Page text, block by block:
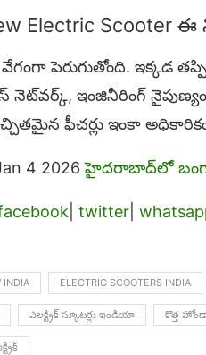
Electric Scooter
పెరుగుతోంది. ఇక్కడ
ఇంజినీరింగ్
ఫీచర్లు ఇంకా
4 2026హైదరాబాద్‌లో
twitter
INDIA ELECTRIC SCOOTERS INDIA
ఎలక్ట్రిక్ స్కూటర్లు ఇండియా కొత్త